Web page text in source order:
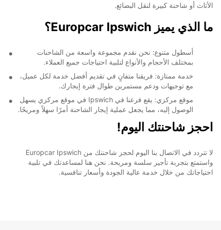
الأثاث أو شاحنة كبيرة لنقل البضائع.
ما الذي يميز Europcar Ipswich؟
أسطول متنوع: نحن نقدم مجموعة واسعة من الشاحنات
بمختلف الأحجام والأنواع لتلبية احتياجات جميع العملاء.
خدمة ممتازة: فريقنا متفانٍ في تقديم أفضل خدمة لكل عميل،
مع توجيهات ودعم مستمرين طوال فترة إيجارك.
موقع مركزي: يقع فرعنا في Ipswich في موقع مركزي يسهل
الوصول إليه، مما يجعل عملية إيجار الشاحنة أمرًا سهلاً ومريحًا.
احجز شاحنتك اليوم!
لا تتردد في الاتصال بنا اليوم لحجز شاحنتك من Europcar Ipswich
واستمتع بتجربة تأجير سلسة ومريحة. نحن هنا لمساعدتك في تلبية
احتياجاتك من خلال خدمة عالية الجودة وأسعار تنافسية.